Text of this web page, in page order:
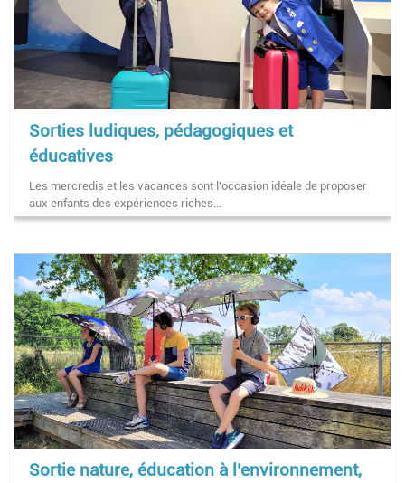
Sorties ludiques, pédagogiques et
éducatives
Les mercredis et les vacances sont l'occasion idéale de proposer
aux enfants des expériences riches…
Sortie nature, éducation à l’environnement,